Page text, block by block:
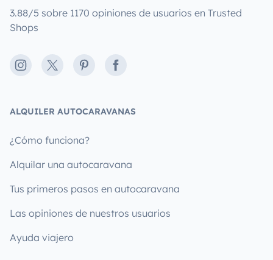
3.88/5 sobre 1170 opiniones de usuarios en Trusted
Shops
Instagram
X PinterestFacebook
ALQUILER AUTOCARAVANAS
¿Cómo funciona?
Alquilar una autocaravana
Tus primeros pasos en autocaravana
Las opiniones de nuestros usuarios
Ayuda viajero